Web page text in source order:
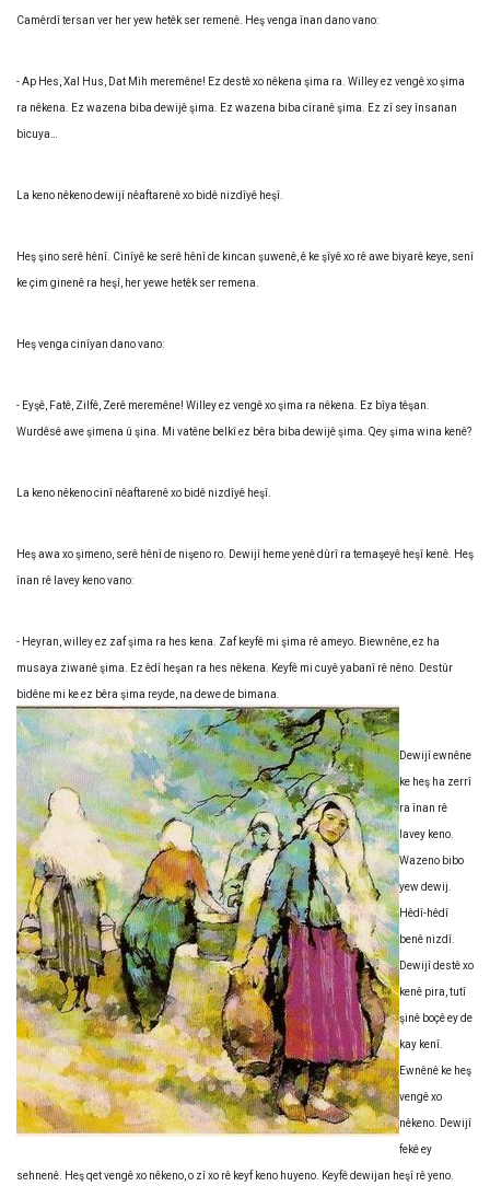
Camêrdî tersan ver her yew hetêk ser remenê. Heş venga înan dano vano:
- Ap Hes, Xal Hus, Dat Mih meremêne! Ez destê xo nêkena şima ra. Willey ez vengê xo şima
ra nêkena. Ez wazena biba dewijê şima. Ez wazena biba cîranê şima. Ez zî sey însanan
bicuya…
La keno nêkeno dewijî nêaftarenê xo bidê nizdîyê heşî.
Heş şino serê hênî. Cinîyê ke serê hênî de kincan şuwenê, ê ke şîyê xo rê awe biyarê keye, senî
ke çim ginenê ra heşî, her yewe hetêk ser remena.
Heş venga cinîyan dano vano:
- Eyşê, Fatê, Zilfê, Zerê meremêne! Willey ez vengê xo şima ra nêkena. Ez bîya têşan.
Wurdêsê awe şimena û şina. Mi vatêne belkî ez bêra biba dewijê şima. Qey şima wina kenê?
La keno nêkeno cinî nêaftarenê xo bidê nizdîyê heşî.
Heş awa xo şimeno, serê hênî de nişeno ro. Dewijî heme yenê dûrî ra temaşeyê heşî kenê. Heş
înan rê lavey keno vano:
- Heyran, willey ez zaf şima ra hes kena. Zaf keyfê mi şima rê ameyo. Biewnêne, ez ha
musaya ziwanê şima. Ez êdî heşan ra hes nêkena. Keyfê mi cuyê yabanî rê nêno. Destûr
bidêne mi ke ez bêra şima reyde, na dewe de bimana.
Dewijî ewnêne
ke heş ha zerrî
ra înan rê
lavey keno.
Wazeno bibo
yew dewij.
Hêdî-hêdî
benê nizdî.
Dewijî destê xo
kenê pira, tutî
şinê boçê ey de
kay kenî.
Ewnênê ke heş
vengê xo
nêkeno. Dewijî
fekê ey
sehnenê. Heş qet vengê xo nêkeno, o zî xo rê keyf keno huyeno. Keyfê dewijan heşî rê yeno.